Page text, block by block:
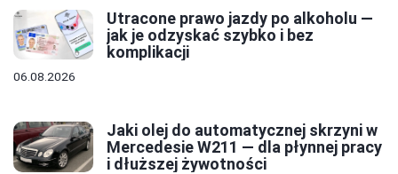
Utracone prawo jazdy po alkoholu —
jak je odzyskać szybko i bez
komplikacji
06.08.2026
Jaki olej do automatycznej skrzyni w
Mercedesie W211 — dla płynnej pracy
i dłuższej żywotności